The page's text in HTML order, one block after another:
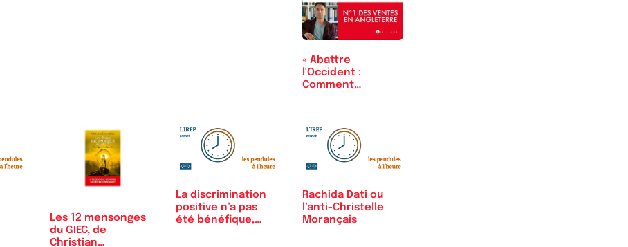
« Abattre
l'Occident :
Comment
Les 12 mensonges
du GIEC, de
Christian
La discrimination
positive n’a pas
été bénéfique,…
Rachida Dati ou
l’anti-Christelle
Morançais